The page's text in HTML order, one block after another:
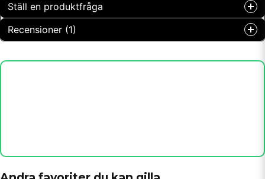
Ställ en produktfråga
question
Fråga oss något om denna produkten...
Recensioner (1)
Kjell